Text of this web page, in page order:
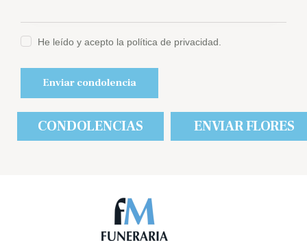
He leído y acepto la política de privacidad.
CONDOLENCIAS ENVIAR FLORES